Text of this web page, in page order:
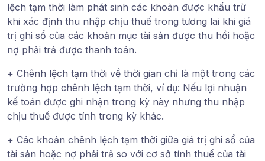
lệch tạm thời làm phát sinh các khoản được khấu trừ
khi xác định thu nhập chịu thuế trong tương lai khi giá
trị ghi sổ của các khoản mục tài sản được thu hồi hoặc
nợ phải trả được thanh toán.
+ Chênh lệch tạm thời về thời gian chỉ là một trong các
trường hợp chênh lệch tạm thời, ví dụ: Nếu lợi nhuận
kế toán được ghi nhận trong kỳ này nhưng thu nhập
chịu thuế được tính trong kỳ khác.
+ Các khoản chênh lệch tạm thời giữa giá trị ghi sổ của
tài sản hoặc nợ phải trả so với cơ sở tính thuế của tài